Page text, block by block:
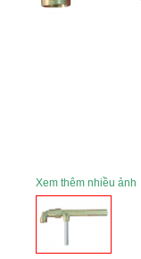
Xem thêm nhiều ảnh